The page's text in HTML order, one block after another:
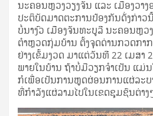
ນະຄອນຫຼວງວຽງຈັນ ແລະ ເມືອງວາງ
ປະຕິບັດມາດຕະການປ້ອງກັນດັ່ງກ່າວ
ບໍ່ນາງົວ ເມືອງຈັນທະບູລີ ນະຄອນຫຼວ
ຕຳຫຼວດກຸ່ມບ້ານ ຕັ້ງຈຸດດ່ານກວດກາກ
ຢ່າງເຂັ້ມງວດ ມາແຕ່ວັນທີ 22 ເມສາ
ພາຍໃນບ້ານ ຖ້າບໍ່ມີວຽກຈໍາເປັນ ແ
ກໍເພື່ອເປັນການຫຼຸດຜ່ອນການແຜ່ລະບ
ທີ່ກຳລັງແຜ່ລາມໄປໃນເຂດຊຸມຊົນຕ່າ